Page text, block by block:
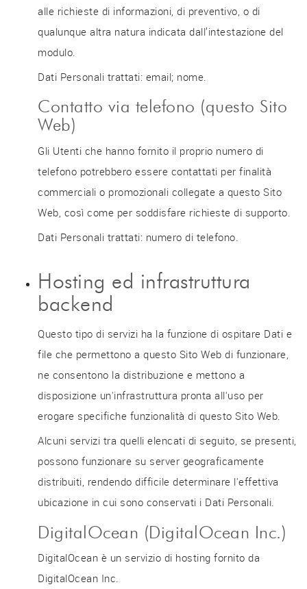
alle richieste di informazioni, di preventivo, o di
qualunque altra natura indicata dall’intestazione del
modulo.
Dati Personali trattati: email; nome.
Contatto via telefono (questo Sito
Web)
Gli Utenti che hanno fornito il proprio numero di
telefono potrebbero essere contattati per finalità
commerciali o promozionali collegate a questo Sito
Web, così come per soddisfare richieste di supporto.
Dati Personali trattati: numero di telefono.
Hosting ed infrastruttura
backend
Questo tipo di servizi ha la funzione di ospitare Dati e
file che permettono a questo Sito Web di funzionare,
ne consentono la distribuzione e mettono a
disposizione un'infrastruttura pronta all'uso per
erogare specifiche funzionalità di questo Sito Web.
Alcuni servizi tra quelli elencati di seguito, se presenti,
possono funzionare su server geograficamente
distribuiti, rendendo difficile determinare l'effettiva
ubicazione in cui sono conservati i Dati Personali.
DigitalOcean (DigitalOcean Inc.)
DigitalOcean è un servizio di hosting fornito da
DigitalOcean Inc.